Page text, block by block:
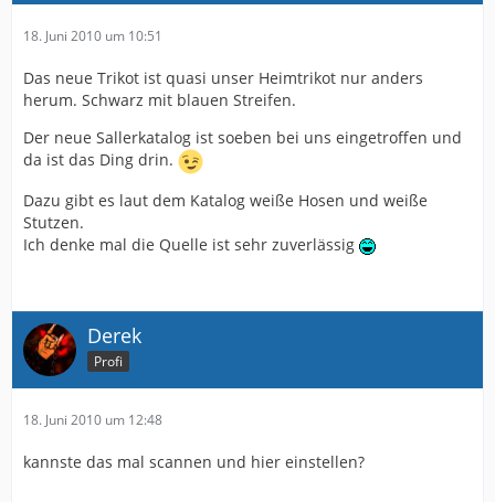
18. Juni 2010 um 10:51
Das neue Trikot ist quasi unser Heimtrikot nur anders
herum. Schwarz mit blauen Streifen.
Der neue Sallerkatalog ist soeben bei uns eingetroffen und
da ist das Ding drin.
Dazu gibt es laut dem Katalog weiße Hosen und weiße
Stutzen.
Ich denke mal die Quelle ist sehr zuverlässig
Derek
Profi
18. Juni 2010 um 12:48
kannste das mal scannen und hier einstellen?